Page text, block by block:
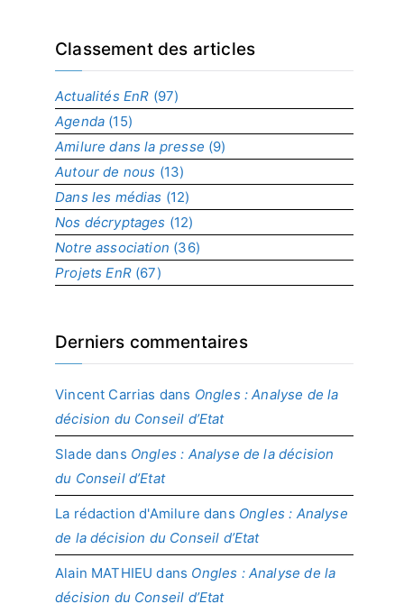
x
r
p
r
o
j
e
t
Classement des articles
Actualités EnR (97)
Agenda (15)
Amilure dans la presse (9)
Autour de nous (13)
Dans les médias (12)
Nos décryptages (12)
Notre association (36)
Projets EnR(67)
Derniers commentaires
Vincent Carrias dans Ongles : Analyse de la
décision du Conseil d’Etat
Slade dans Ongles : Analyse de la décision
du Conseil d’Etat
La rédaction d'Amilure dans Ongles : Analyse
de la décision du Conseil d’Etat
Alain MATHIEU dans Ongles : Analyse de la
décision du Conseil d’Etat